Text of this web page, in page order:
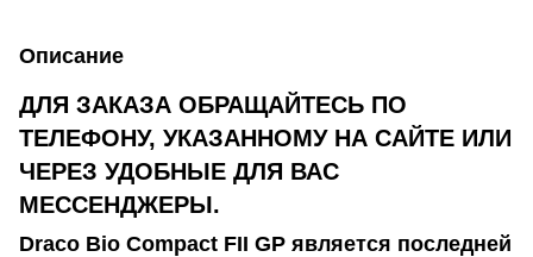
Описание
ДЛЯ ЗАКАЗА ОБРАЩАЙТЕСЬ ПО
ТЕЛЕФОНУ, УКАЗАННОМУ НА САЙТЕ ИЛИ
ЧЕРЕЗ УДОБНЫЕ ДЛЯ ВАС
МЕССЕНДЖЕРЫ.
Draco Bio Compact FII GP является последней